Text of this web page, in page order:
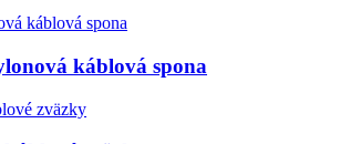
káblová spona